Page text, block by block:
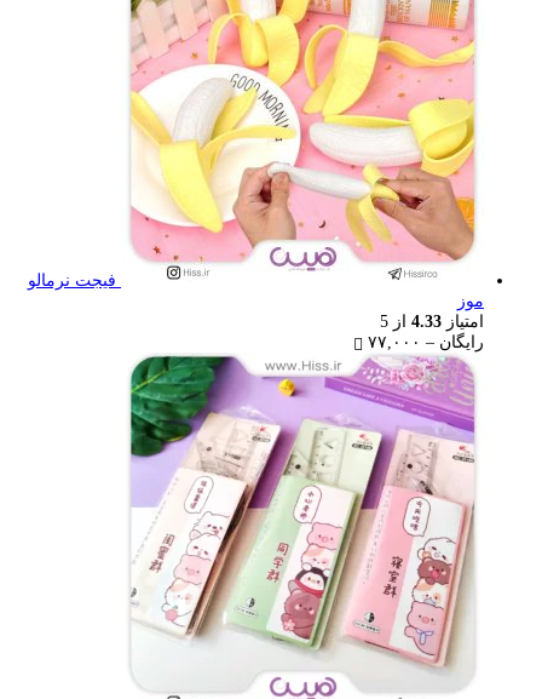
فیجت نرمالو
موز
امتیاز 4.33 از 5
رایگان – ۷۷,۰۰۰
range:
رایگان
through
۷۷,۰۰۰ تومان